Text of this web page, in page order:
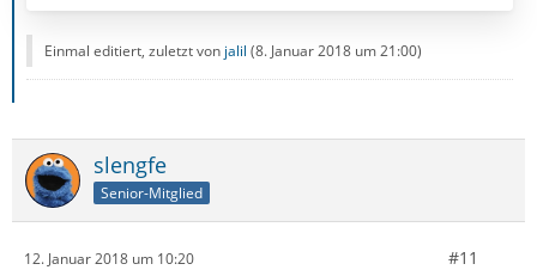
Einmal editiert, zuletzt von jalil (8. Januar 2018 um 21:00)
slengfe
Senior-Mitglied
12. Januar 2018 um 10:20 #11